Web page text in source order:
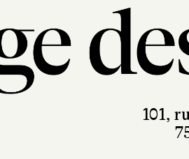
101,